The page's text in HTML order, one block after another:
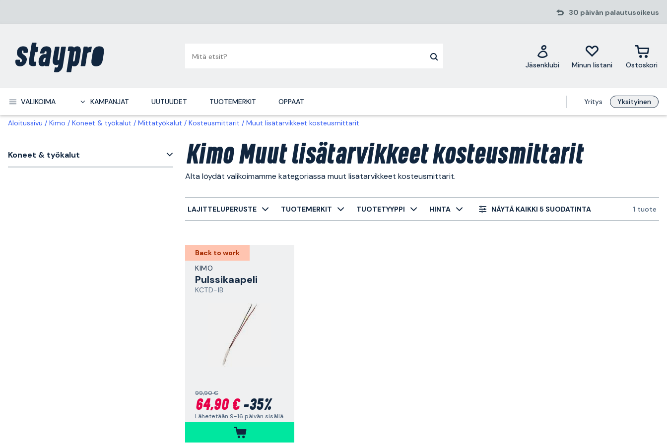
30 päivän palautusoikeus
Jäsenklubi Minun listani Ostoskori
VALIKOIMA KAMPANJAT UUTUUDET TUOTEMERKIT OPPAAT Yritys Yksityinen
Aloitussivu Kimo Koneet & työkalut Mittatyökalut Kosteusmittarit Muut lisätarvikkeet kosteusmittarit
Koneet & työkalut Kimo Muut lisätarvikkeet kosteusmittarit
Alta löydät valikoimamme kategoriassa muut lisätarvikkeet kosteusmittarit.
LAJITTELUPERUSTE TUOTEMERKIT TUOTETYYPPI HINTA NÄYTÄ KAIKKI 5 SUODATINTA 1 tuote
Back to work
KIMO
Pulssikaapeli
KCTD-IB
99,90 €
64,90 €-35%
Lähetetään 9-16 päivän sisällä